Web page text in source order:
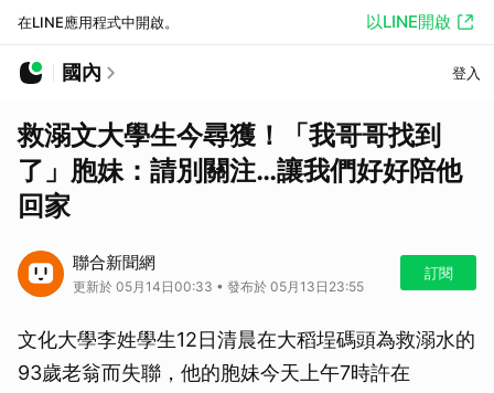
在LINE應用程式中開啟。 以LINE開啟
國內 登入
救溺文大學生今尋獲！「我哥哥找到
了」胞妹：請別關注…讓我們好好陪他
回家
聯合新聞網
更新於 05月14日00:33 • 發布於 05月13日23:55
訂閱
文化大學李姓學生12日清晨在大稻埕碼頭為救溺水的
93歲老翁而失聯，他的胞妹今天上午7時許在